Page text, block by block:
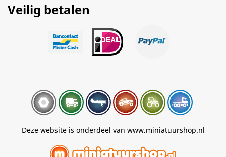
Veilig betalen
Deze website is onderdeel van www.miniatuurshop.nl